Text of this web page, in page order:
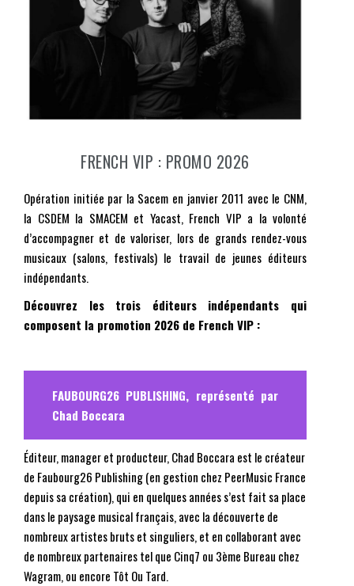
FRENCH VIP : PROMO 2026
Opération initiée par la Sacem en janvier 2011 avec le CNM,
la CSDEM la SMACEM et Yacast, French VIP a la volonté
d’accompagner et de valoriser, lors de grands rendez-vous
musicaux (salons, festivals) le travail de jeunes éditeurs
indépendants.
Découvrez les trois éditeurs indépendants qui
composent la promotion 2026 de French VIP :
FAUBOURG26 PUBLISHING, représenté par
Chad Boccara
Éditeur, manager et producteur, Chad Boccara est le créateur
de Faubourg26 Publishing (en gestion chez PeerMusic France
depuis sa création), qui en quelques années s’est fait sa place
dans le paysage musical français, avec la découverte de
nombreux artistes bruts et singuliers, et en collaborant avec
de nombreux partenaires tel que Cinq7 ou 3ème Bureau chez
Wagram, ou encore Tôt Ou Tard.